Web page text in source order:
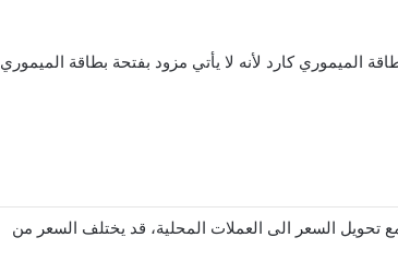
الميموري كارد لأنه لا يأتي مزود بفتحة بطاقة الميموري
الأمريكي مع تحويل السعر الى العملات المحلية، قد يختلف السعر من